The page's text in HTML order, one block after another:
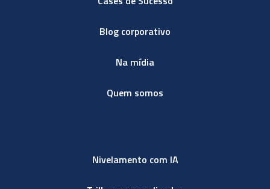
Blog corporativo
Na mídia
Quem somos
Nivelamento com IA